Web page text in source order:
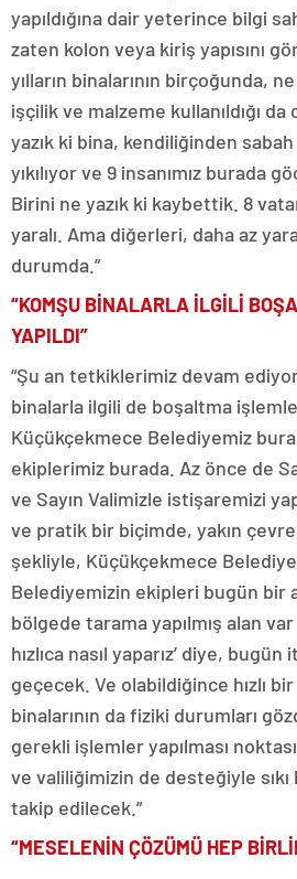
yapıldığına dair yeterince bilgi
zaten kolon veya kiriş yapısını
yılların binalarının birçoğunda,
işçilik ve malzeme kullanıldığı da
yazık ki bina, kendiliğinden sabah
yıkılıyor ve 9 insanımız burada
Birini ne yazık ki kaybettik. 8
yaralı. Ama diğerleri, daha az
durumda.”
“KOMŞU BİNALARLA İLGİLİ
YAPILDI”
“Şu an tetkiklerimiz devam
binalarla ilgili de boşaltma
Küçükçekmece Belediyemiz
ekiplerimiz burada. Az önce de
ve Sayın Valimizle istişaremizi
ve pratik bir biçimde, yakın
şekliyle, Küçükçekmece
Belediyemizin ekipleri bugün bir
bölgede tarama yapılmış alan var
hızlıca nasıl yaparız’ diye,
geçecek. Ve olabildiğince hızlı
binalarının da fiziki durumları
gerekli işlemler yapılması
ve valiliğimizin de desteğiyle
takip edilecek.”
“MESELENİN ÇÖZÜMÜ HEP